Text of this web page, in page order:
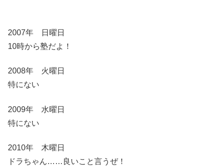
2007年 日曜日
10時から塾だよ！
2008年 火曜日
特にない
2009年 水曜日
特にない
2010年 木曜日
ドラちゃん……良いこと言うぜ！